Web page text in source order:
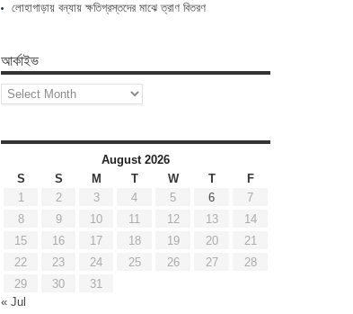
লোহাগাড়ায় বন্যায় ক্ষতিগ্রস্তদের মাঝে ত্রাণ বিতরণ
আর্কাইভ
আর্কাইভ
August 2026
S
S M T W T
F
1
2 3 4 5 6
7
8
9 10 11 12 13
14
15
16 17 18 19 20
21
22
23 24 25 26 27
28
29
30
31
« Jul